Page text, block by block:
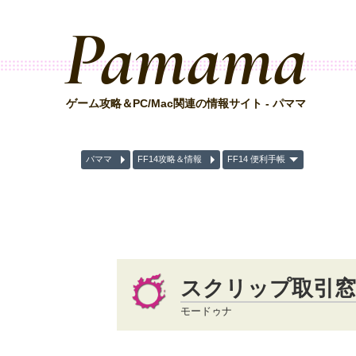
Pamama
ゲーム攻略＆PC/Mac関連の情報サイト - パママ
パママ FF14攻略＆情報 FF14 便利手帳
スクリップ取引
モードゥナ